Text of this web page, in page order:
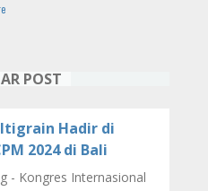
POST
Hadir di
2024 di Bali
- Kongres Internasional